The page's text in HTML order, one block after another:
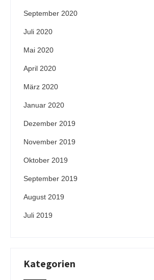
September 2020
Juli 2020
Mai 2020
April 2020
März 2020
Januar 2020
Dezember 2019
November 2019
Oktober 2019
September 2019
August 2019
Juli 2019
Kategorien